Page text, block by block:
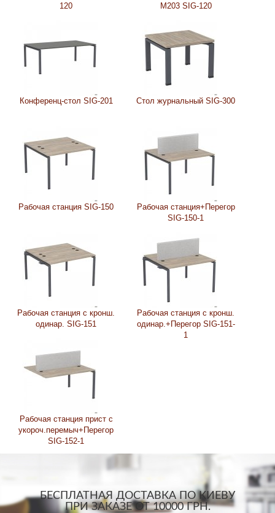
120
М203 SIG-120
Конференц-стол SIG-201 Стол журнальный SIG-300
Рабочая станция SIG-150
Рабочая станция+Перегор
SIG-150-1
Рабочая станция с кронш.
одинар. SIG-151
Рабочая станция с кронш.
одинар.+Перегор SIG-151-
1
Рабочая станция прист с
укороч.перемыч+Перегор
SIG-152-1
БЕСПЛАТНАЯ ДОСТАВКА ПО КИЕВУ
ПРИ ЗАКАЗЕ ОТ 10000 ГРН.